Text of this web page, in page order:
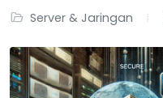
Server & Jaringan